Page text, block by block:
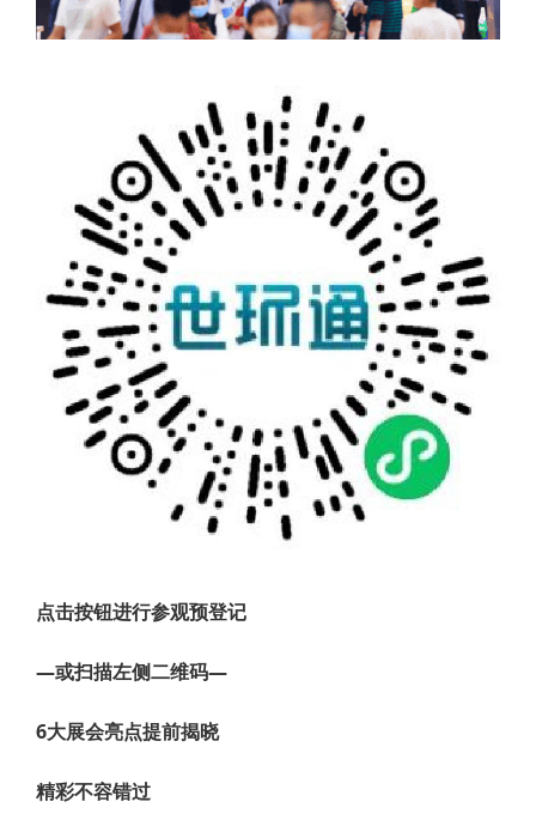
点击按钮进行参观预登记
—或扫描左侧二维码—
6大展会亮点提前揭晓
精彩不容错过